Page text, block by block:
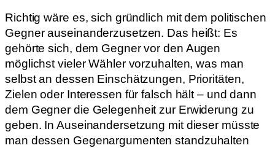
Richtig wäre es, sich gründlich mit dem politischen
Gegner auseinanderzusetzen. Das heißt: Es
gehörte sich, dem Gegner vor den Augen
möglichst vieler Wähler vorzuhalten, was man
selbst an dessen Einschätzungen, Prioritäten,
Zielen oder Interessen für falsch hält – und dann
dem Gegner die Gelegenheit zur Erwiderung zu
geben. In Auseinandersetzung mit dieser müsste
man dessen Gegenargumenten standzuhalten